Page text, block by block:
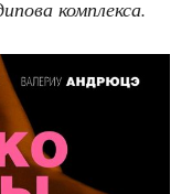
комплекса.